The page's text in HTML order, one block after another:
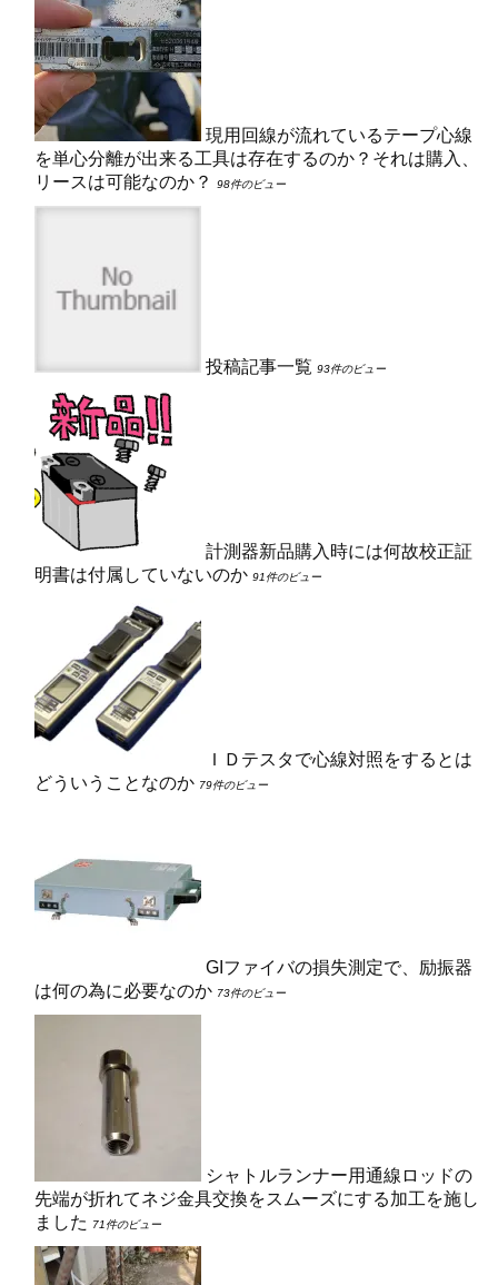
現用回線が流れているテープ心線
を単心分離が出来る工具は存在するのか？それは購入、
リースは可能なのか？
98件のビュー
投稿記事一覧 93件のビュー
計測器新品購入時には何故校正証
明書は付属していないのか 91件のビュー
ＩＤテスタで心線対照をするとは
どういうことなのか 79件のビュー
GIファイバの損失測定で、励振器
は何の為に必要なのか 73件のビュー
シャトルランナー用通線ロッドの
先端が折れてネジ金具交換をスムーズにする加工を施し
ました
71件のビュー